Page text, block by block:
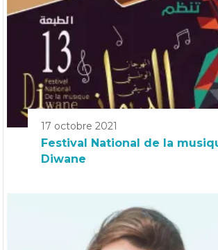
17 octobre 2021
Festival National de la
Diwane